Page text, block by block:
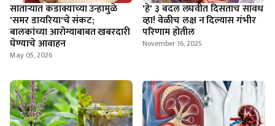
साताऱ्यात कडाक्याच्या उन्हामुळे
'समर डायरिया'चे संकट;
बालकांच्या आरोग्याबाबत खबरदारी
घेण्याचे आवाहन
May 05, 2026
'हे' ३ बदल लघवीत दिसताच सावध
व्हा! वेळीच लक्ष न दिल्यास गंभीर
परिणाम होतील
November 16, 2025